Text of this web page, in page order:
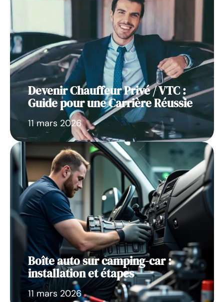
Devenir Chauffeur Privé / VTC :
Guide pour une Carrière Réussie
11 mars 2026
Boîte auto sur camping-car :
installation et étapes
11 mars 2026